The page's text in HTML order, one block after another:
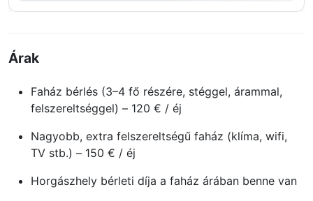
Árak
Faház bérlés (3–4 fő részére, stéggel, árammal,
felszereltséggel) – 120 € / éj
Nagyobb, extra felszereltségű faház (klíma, wifi,
TV stb.) – 150 € / éj
Horgászhely bérleti díja a faház árában benne van